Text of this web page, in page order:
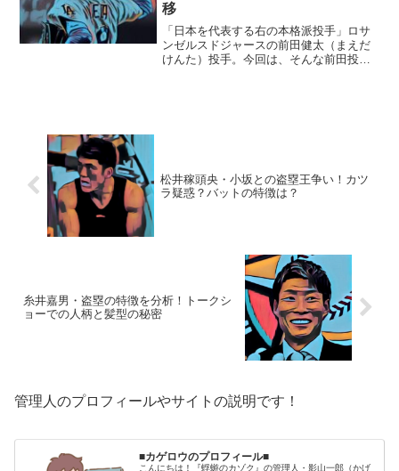
移
「日本を代表する右の本格派投手」ロサ
ンゼルスドジャースの前田健太（まえだ
けんた）投手。今回は、そんな前田投手
松井稼頭央・小坂との盗塁王争い！カツ
ラ疑惑？バットの特徴は？
糸井嘉男・盗塁の特徴を分析！トークシ
ョーでの人柄と髪型の秘密
管理人のプロフィールやサイトの説明です！
■カゲロウのプロフィール■
こんにちは！『蜉蝣のカゾク』の管理人・影山一郎（かげ